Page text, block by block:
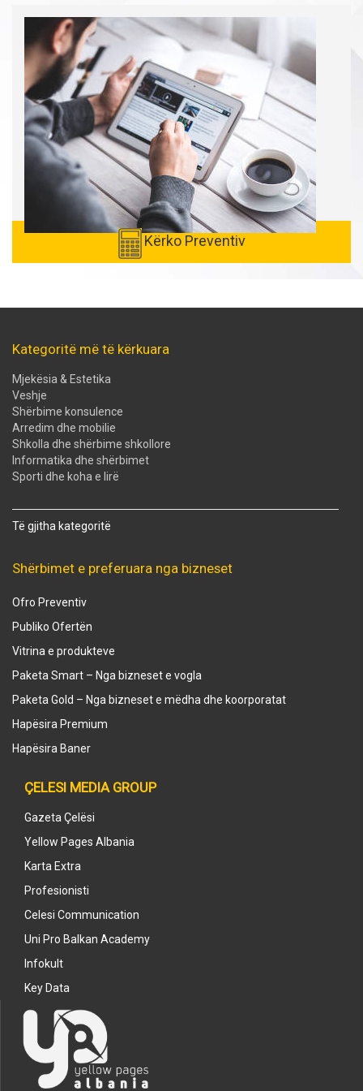
Kërko Preventiv
Kategoritë më të kërkuara
Mjekësia & Estetika
Veshje
Shërbime konsulence
Arredim dhe mobilie
Shkolla dhe shërbime shkollore
Informatika dhe shërbimet
Sporti dhe koha e lirë
Të gjitha kategoritë
Shërbimet e preferuara nga bizneset
Ofro Preventiv
Publiko Ofertën
Vitrina e produkteve
Paketa Smart – Nga bizneset e vogla
Paketa Gold – Nga bizneset e mëdha dhe koorporatat
Hapësira Premium
Hapësira Baner
ÇELESI MEDIA GROUP
Gazeta Çelësi
Yellow Pages Albania
Karta Extra
Profesionisti
Celesi Communication
Uni Pro Balkan Academy
Infokult
Key Data